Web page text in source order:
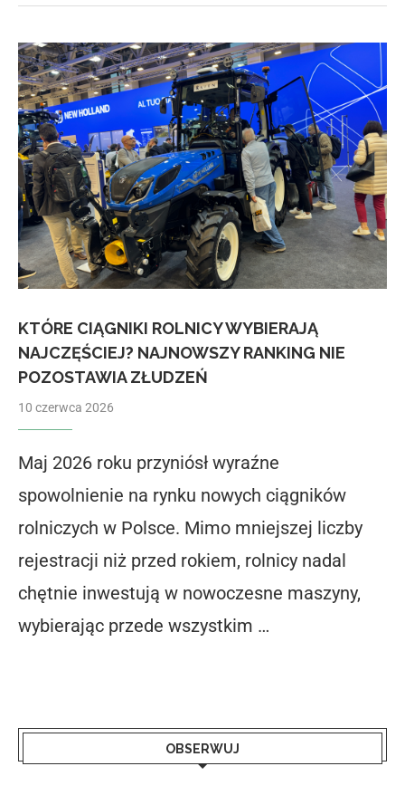
KTÓRE CIĄGNIKI ROLNICY WYBIERAJĄ
NAJCZĘŚCIEJ? NAJNOWSZY RANKING NIE
POZOSTAWIA ZŁUDZEŃ
10 czerwca 2026
Maj 2026 roku przyniósł wyraźne
spowolnienie na rynku nowych ciągników
rolniczych w Polsce. Mimo mniejszej liczby
rejestracji niż przed rokiem, rolnicy nadal
chętnie inwestują w nowoczesne maszyny,
wybierając przede wszystkim …
OBSERWUJ